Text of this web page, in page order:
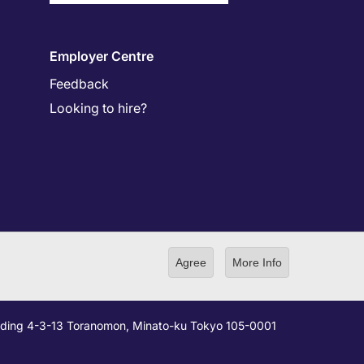
Employer Centre
Feedback
Looking to hire?
4-3-13 Toranomon, Minato-ku Tokyo 105-0001
Agree More Info